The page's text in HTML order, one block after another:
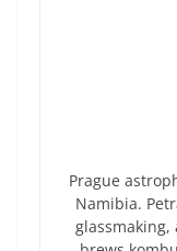
Prague
Namibia.
glassmaking,